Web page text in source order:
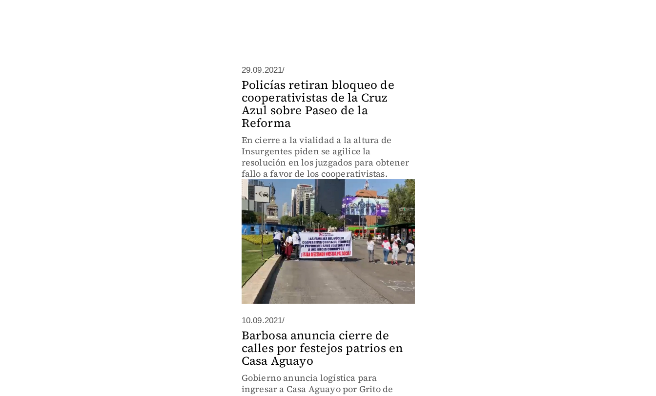
29.09.2021/
Policías retiran bloqueo de
cooperativistas de la Cruz
Azul sobre Paseo de la
Reforma
En cierre a la vialidad a la altura de
Insurgentes piden se agilice la
resolución en los juzgados para obtener
fallo a favor de los cooperativistas.
10.09.2021/
Barbosa anuncia cierre de
calles por festejos patrios en
Casa Aguayo
Gobierno anuncia logística para
ingresar a Casa Aguayo por Grito de